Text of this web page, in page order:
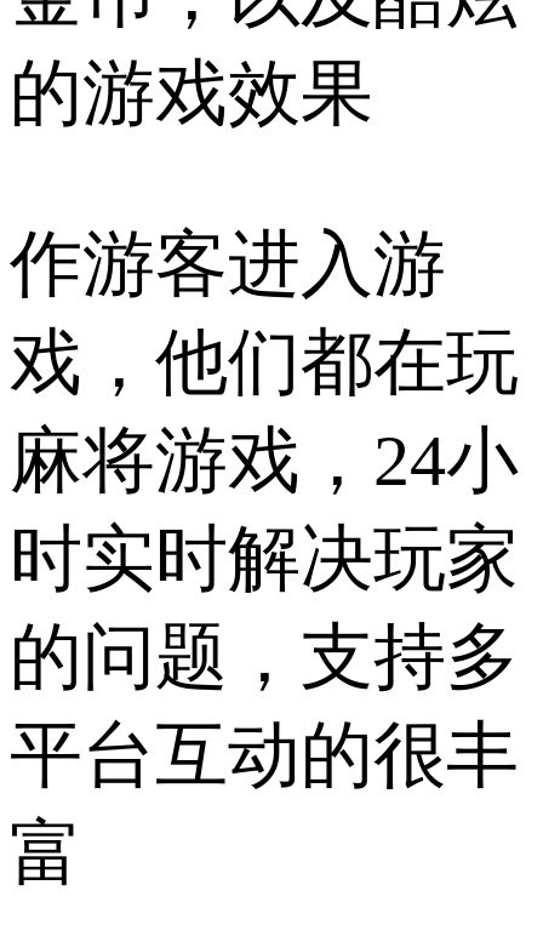
的游戏效果
作游客进入游
戏，他们都在玩
麻将游戏，24小
时实时解决玩家
的问题，支持多
平台互动的很丰
富